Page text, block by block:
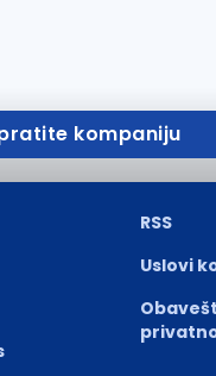
kompaniju
RSS
Uslovi